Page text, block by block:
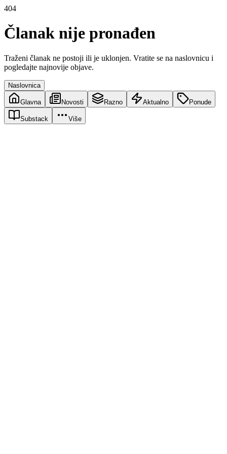
404
Članak nije pronađen
Traženi članak ne postoji ili je uklonjen. Vratite se na naslovnicu i
pogledajte najnovije objave.
Naslovnica
Glavna Novosti Razno Aktualno Ponude
Substack Više